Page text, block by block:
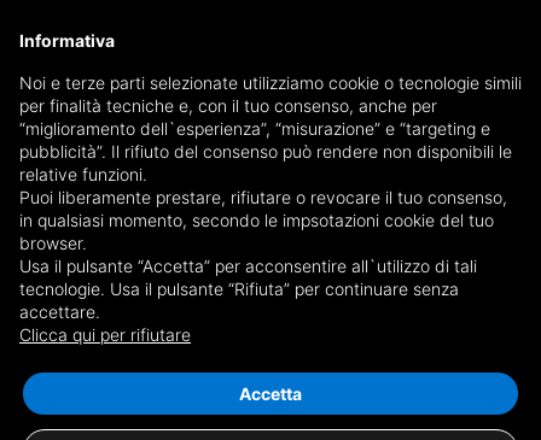
Receive a copy of the newspaper by mail
Choose newspaper
No results for
Bolognetta
Informativa
Noi e terze parti selezionate utilizziamo cookie o tecnologie simili
per finalità tecniche e, con il tuo consenso, anche per
“miglioramento dell`esperienza”, “misurazione” e “targeting e
pubblicità”. Il rifiuto del consenso può rendere non disponibili le
relative funzioni.
Puoi liberamente prestare, rifiutare o revocare il tuo consenso,
in qualsiasi momento, secondo le impsotazioni cookie del tuo
browser.
Usa il pulsante “Accetta” per acconsentire all`utilizzo di tali
tecnologie. Usa il pulsante “Rifiuta” per continuare senza
accettare.
Clicca qui per rifiutare
Accetta